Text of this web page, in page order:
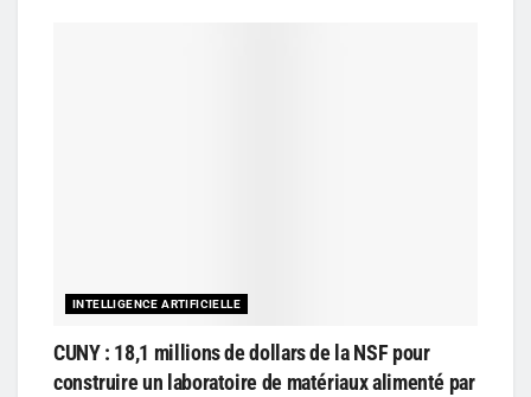
INTELLIGENCE ARTIFICIELLE
CUNY : 18,1 millions de dollars de la NSF pour
construire un laboratoire de matériaux alimenté par